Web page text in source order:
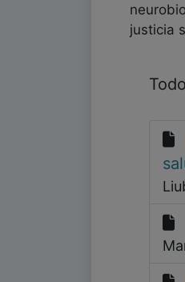
justicia